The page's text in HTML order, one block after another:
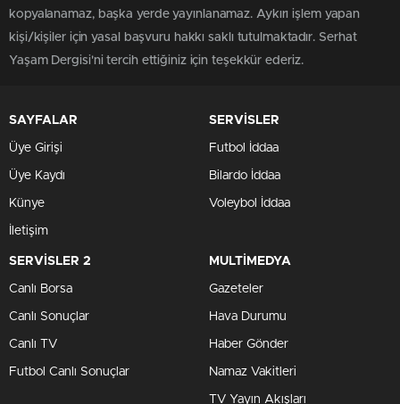
kopyalanamaz, başka yerde yayınlanamaz. Aykırı işlem yapan
kişi/kişiler için yasal başvuru hakkı saklı tutulmaktadır. Serhat
Yaşam Dergisi'ni tercih ettiğiniz için teşekkür ederiz.
SAYFALAR
Üye Girişi
Üye Kaydı
Künye
İletişim
SERVİSLER
Futbol İddaa
Bilardo İddaa
Voleybol İddaa
SERVİSLER 2
Canlı Borsa
Canlı Sonuçlar
Canlı TV
Futbol Canlı Sonuçlar
MULTİMEDYA
Gazeteler
Hava Durumu
Haber Gönder
Namaz Vakitleri
TV Yayın Akışları